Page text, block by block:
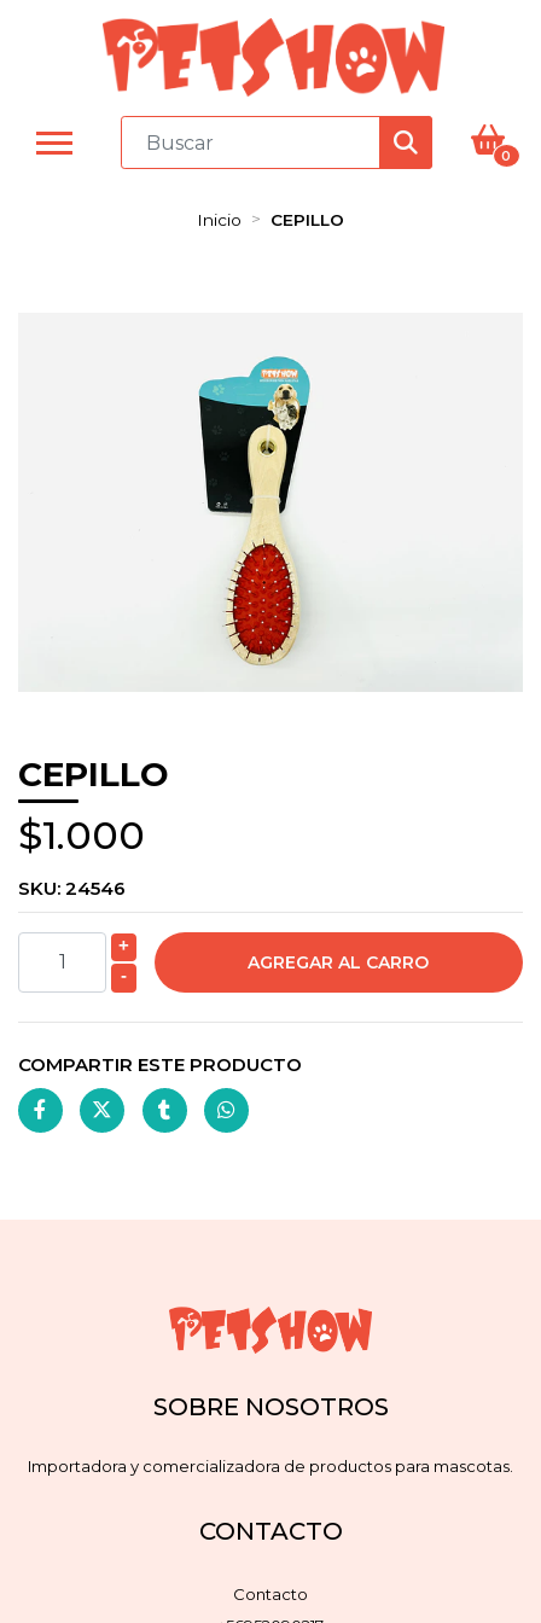
0
Inicio CEPILLO
CEPILLO
$1.000
SKU: 24546
+
-
COMPARTIR ESTE PRODUCTO
SOBRE NOSOTROS
Importadora y comercializadora de productos para mascotas.
CONTACTO
Contacto